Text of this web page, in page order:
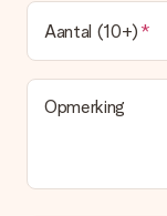
Aantal (10+)
Opmerking